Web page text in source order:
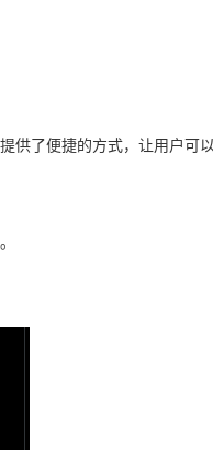
供了便捷的方式，让用户可